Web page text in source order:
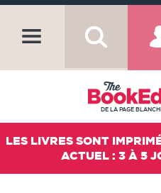
DE LA PAGE
LES LIVRES SONT
ACTUEL : 3 À 5